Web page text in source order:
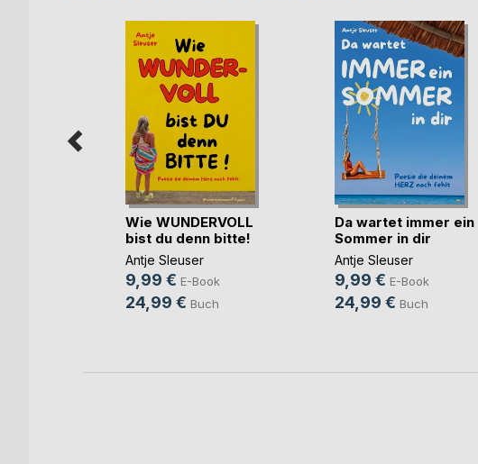
Wie WUNDERVOLL
bist du denn bitte!
Antje Sleuser
9,99 € E-Book
24,99 € Buch
Da wartet immer ein
Sommer in dir
Antje Sleuser
9,99 € E-Book
24,99 € Buch